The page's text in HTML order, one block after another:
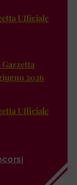
Ufficiale
2026
Ufficiale